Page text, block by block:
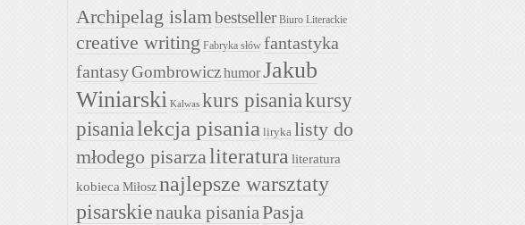
Archipelag islambestseller Biuro Literackie
creative writing Fabryka słów fantastyka
fantasyGombrowiczhumorJakub
Winiarski Kalwas kurs pisaniakursy
pisanialekcja pisania liryka listy do
młodego pisarzaliteratura literatura
kobieca Miłosz najlepsze warsztaty
pisarskienauka pisaniaPasja